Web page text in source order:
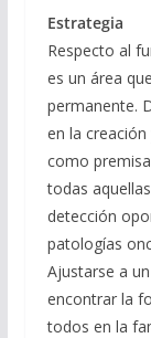
Estrategia
Respecto al
es un área
permanente.
en la
como
todas
detección
patologías
Ajustarse a
encontrar la
todos en la